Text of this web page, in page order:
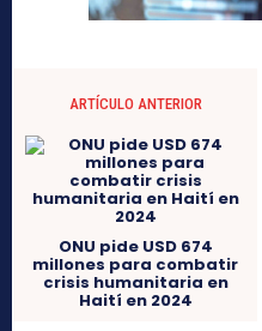
ARTÍCULO ANTERIOR
ONU pide USD 674
millones para combatir
crisis humanitaria en
Haití en 2024